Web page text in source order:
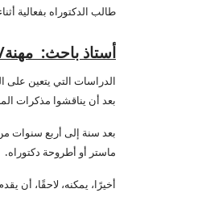
طالب الدكتوراه بفعالية
أستاذ باحث: مهنة/
الدراسات التي يتعين على
بعد أن يناقشوا مذكرات
بعد سنة إلى أربع سنوات
ماستر أو أطروحة دكتوراه.
أخيرًا، يمكنه، لاحقًا، أن